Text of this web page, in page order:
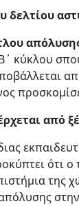
δελτίου
κύκλου
από
ότι
της